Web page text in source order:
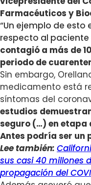
Farmacéuticos y
“Un ejemplo de esto
respecto al paciente
contagió a más de
periodo de
Sin embargo,
medicamento está
síntomas del
estudios
seguro (…) en etapa
Antes podría ser un
Lee también:
sus casi 40 millones
propagación del